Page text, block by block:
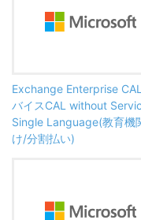
Exchange Enterprise
バイスCAL without
Single Language(教育機
け/分割払い)